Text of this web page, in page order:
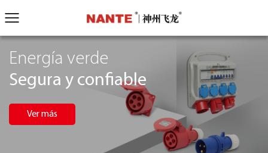
Energía verde
Segura y confiable
Ver más